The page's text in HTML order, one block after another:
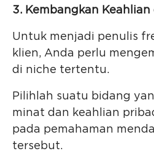
3. Kembangkan
Untuk menjadi penulis
klien, Anda perlu
di niche tertentu.
Pilihlah suatu bidang
minat dan keahlian
pada pemahaman
tersebut.